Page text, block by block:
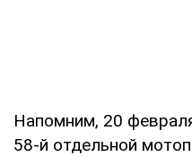
Напомним, 20
58-й отдельной